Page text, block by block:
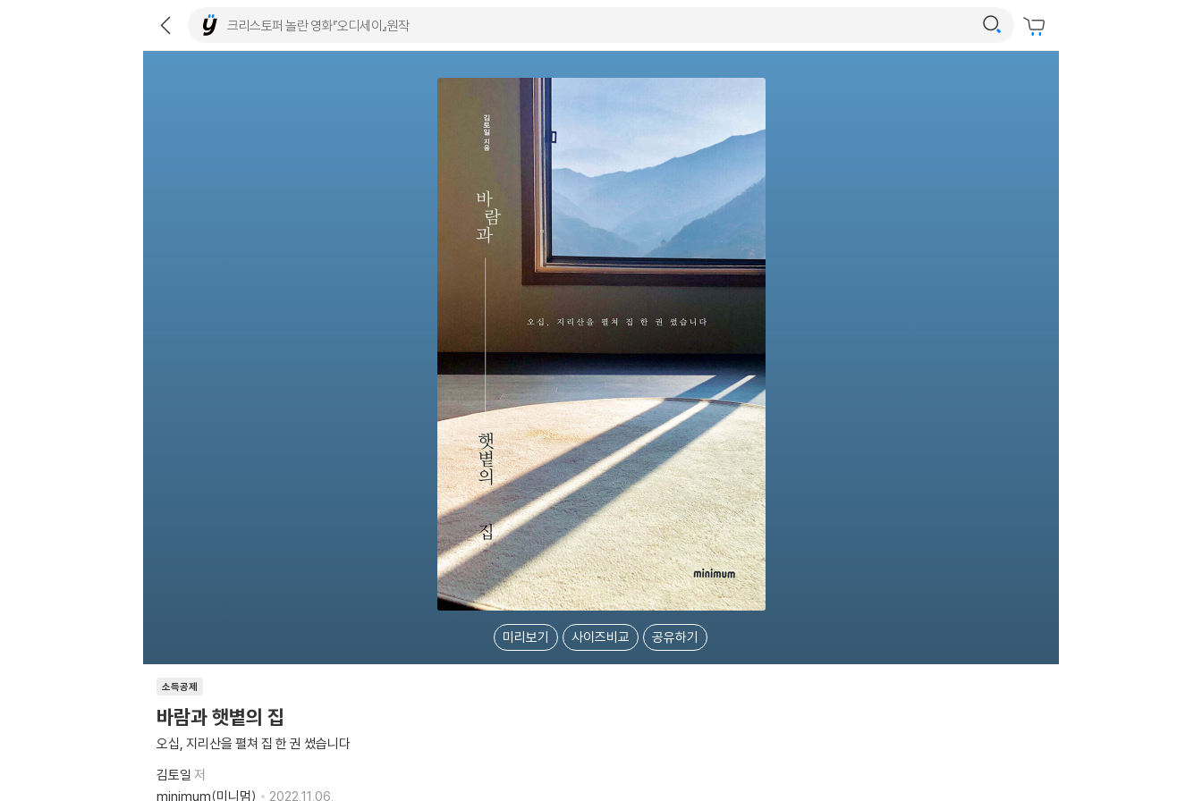
미리보기 사이즈비교 공유하기
소득공제
바람과 햇볕의 집
오십, 지리산을 펼쳐 집 한 권 썼습니다
김토일 저
minimum(미니멈)
2022.11.06.